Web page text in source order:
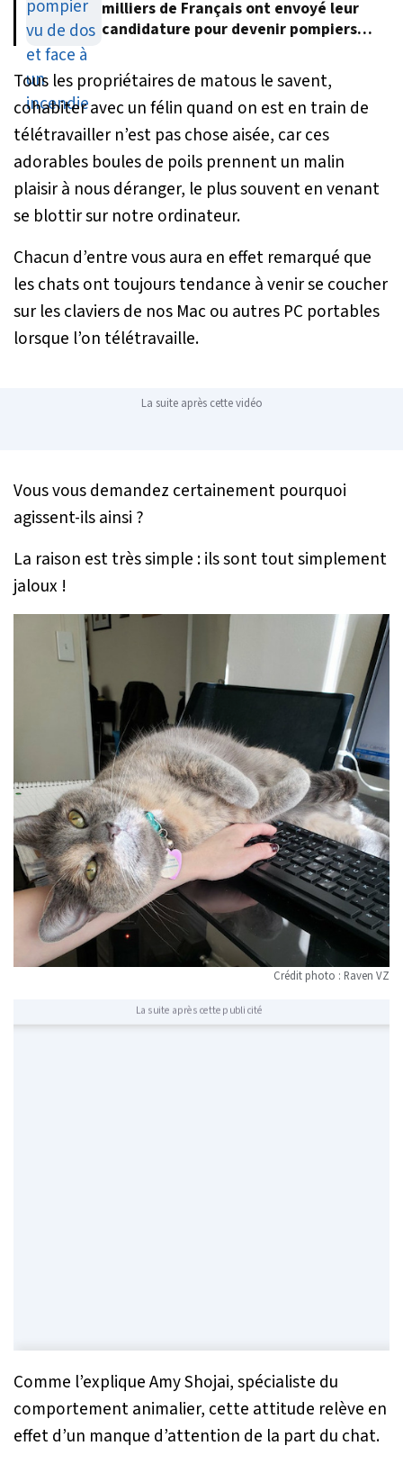
milliers de Français ont envoyé leur
candidature pour devenir pompiers
Tous les propriétaires de matous le savent,
cohabiter avec un félin quand on est en train de
télétravailler n’est pas chose aisée, car ces
adorables boules de poils prennent un malin
plaisir à nous déranger, le plus souvent en venant
se blottir sur notre ordinateur.
Chacun d’entre vous aura en effet remarqué que
les chats ont toujours tendance à venir se coucher
sur les claviers de nos Mac ou autres PC portables
lorsque l’on télétravaille.
La suite après cette vidéo
Vous vous demandez certainement pourquoi
agissent-ils ainsi ?
La raison est très simple : ils sont tout simplement
jaloux !
Crédit photo : Raven VZ
La suite après cette publicité
Comme l’explique Amy Shojai, spécialiste du
comportement animalier, cette attitude relève en
effet d’un manque d’attention de la part du chat.